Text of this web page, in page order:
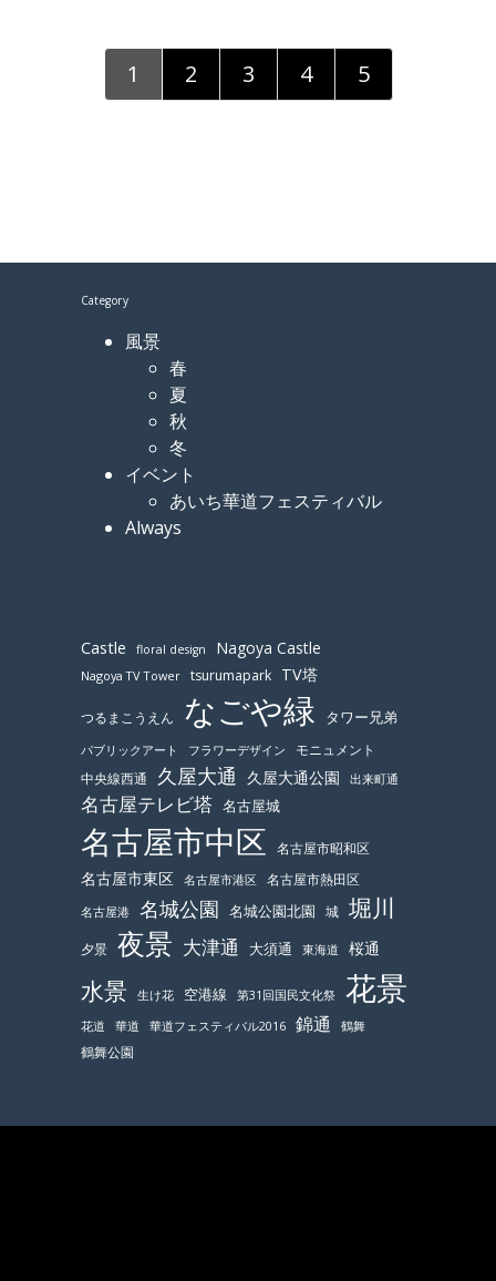
1 2 3 4 5
Category
風景
春
夏
秋
冬
イベント
あいち華道フェスティバル
Always
Castle floral design Nagoya Castle
Nagoya TV Tower tsurumapark TV塔
つるまこうえん なごや緑 タワー兄弟
パブリックアート フラワーデザイン
モニュメント
中央線西通
久屋大通 久屋大通公園 出来町通
名古屋テレビ塔 名古屋城
名古屋市中区 名古屋市昭和区
名古屋市東区 名古屋市港区 名古屋市熱田区
名古屋港 名城公園 名城公園北園 城 堀川
夕景 夜景 大津通 大須通 東海道 桜通
水景 生け花 空港線 第31回国民文化祭 花景
花道 華道 華道フェスティバル2016 錦通 鶴舞
鶴舞公園